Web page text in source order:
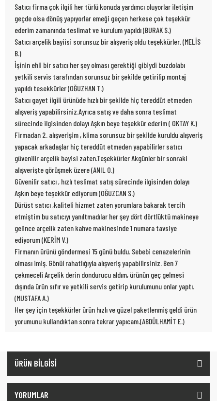
Satıcı firma çok ilgili her türlü konuda yardımcı oluyorlar iletişim
geçde olsa dönüş yapıyorlar emeği geçen herkese çok teşekkür
ederim zamanında teslimat ve kurulum yapıldı (BURAK S.)
Satıcı arçelik bayiisi sorunsuz bir alışveriş oldu teşekkürler. (MELİS
B.)
İşinin ehli bir satıcı her şey olması gerektiği gibiydi buzdolabı
yetkili servis tarafından sorunsuz bir şekilde getirilip montaj
yapıldı tesekkürler (OĞUZHAN T.)
Satıcı gayet ilgili ürünüde hızlı bir şekilde hiç tereddüt etmeden
alışveriş yapabilirsiniz.Ayrıca satış ve daha sonra teslimat
sürecinde ilgisinden dolayı Aşkın beye teşekkür ederim ( OKTAY K.)
Firmadan 2. alışverişim , klima sorunsuz bir şekilde kuruldu alışveriş
yapacak arkadaşlar hiç tereddüt etmeden yapabilirler satıcı
güvenilir arçelik bayisi zaten.Teşekkürler Akgünler bir sonraki
alışverişte görüşmek üzere (ANIL O.)
Güvenilir satıcı , hızlı teslimat satış sürecinde ilgisinden dolayı
Aşkın beye teşekkür ediyorum (OĞUZCAN S.)
Dürüst satıcı ,kaliteli hizmet zaten yorumlara bakarak tercih
etmiştim bu satıcıyı yanıltmadılar her şey dört dörtlüktü makineye
gelince arçelik zaten kahve makinesinde 1 numara tavsiye
ediyorum (KERİM V.)
Firmanın ürünü göndermesi 15 günü buldu. Sebebi cenazelerinin
olması imiş. Gönül rahatlığıyla alışveriş yapabilirsiniz. Ben 7
çekmeceli Arçelik derin dondurucu aldım, ürünün geç gelmesi
dışında ürün sıfır ve yetkili servis getirip kurulumunu onlar yaptı.
(MUSTAFA A.)
Her şey için teşekkürler ürün hızlı ve güzel paketlenmiş geldi ürün
yorumunu kullandıktan sonra tekrar yapıcam.(ABDÜLHAMİT E.)
ÜRÜN BİLGİSİ
YORUMLAR